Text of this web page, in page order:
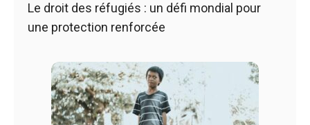
Le droit des réfugiés : un défi mondial pour
une protection renforcée